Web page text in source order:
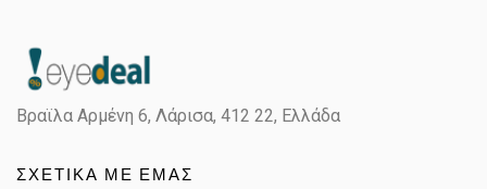
Material
Color BROWN
Lens Color
Βραϊλα Αρμένη 6, Λάρισα, 412 22, Ελλάδα
ΣΧΕΤΙΚΑ ΜΕ ΕΜΑΣ